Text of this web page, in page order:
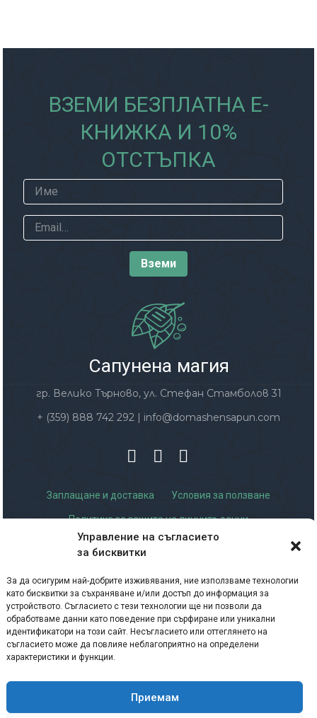
Управление на съгласието
за бисквитки
За да осигурим най-добрите изживявания, ние използваме технологии
като бисквитки за съхраняване и/или достъп до информация за
устройството. Съгласието с тези технологии ще ни позволи да
обработваме данни като поведение при сърфиране или уникални
идентификатори на този сайт. Несъгласието или оттеглянето на
съгласието може да повлияе неблагоприятно на определени
характеристики и функции.
Приемам
ВЗЕМИ БЕЗПЛАТНА Е-
КНИЖКА И 10%
ОТСТЪПКА
Сапунена магия
гр. Велико Търново, ул. Стефан Стамболов 31
+ (359) 888 742 292 | info@domashensapun.com
Заплащане и доставка Условия за ползване
Политика за защита на личните данни
Политика за връщане и възстановяване на
Лични данни – съгласие Бисквитки
Формуляр за връщане на продукт
Сертификати